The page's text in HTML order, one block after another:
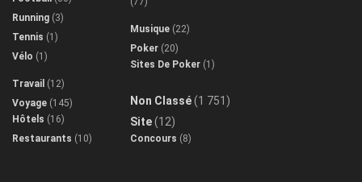
Running (3)
Tennis (1)
Vélo (1)
Travail (12)
Voyage (145)
Hôtels (16)
Restaurants (10)
Musique (22)
Poker (20)
Sites De Poker (1)
Non Classé(1 751)
Site(12)
Concours (8)